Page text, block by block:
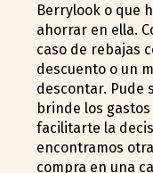
Berrylook o que
ahorrar en ella.
caso de rebajas
descuento o un
descontar. Pude
brinde los
facilitarte la
encontramos
compra en una